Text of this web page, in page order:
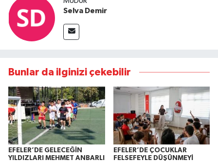
Selva Demir
Bunlar da ilginizi çekebilir
EFELER’DE GELECEĞİN
YILDIZLARI MEHMET ANBARLI
EFELER’DE ÇOCUKLAR
FELSEFEYLE DÜŞÜNMEYİ